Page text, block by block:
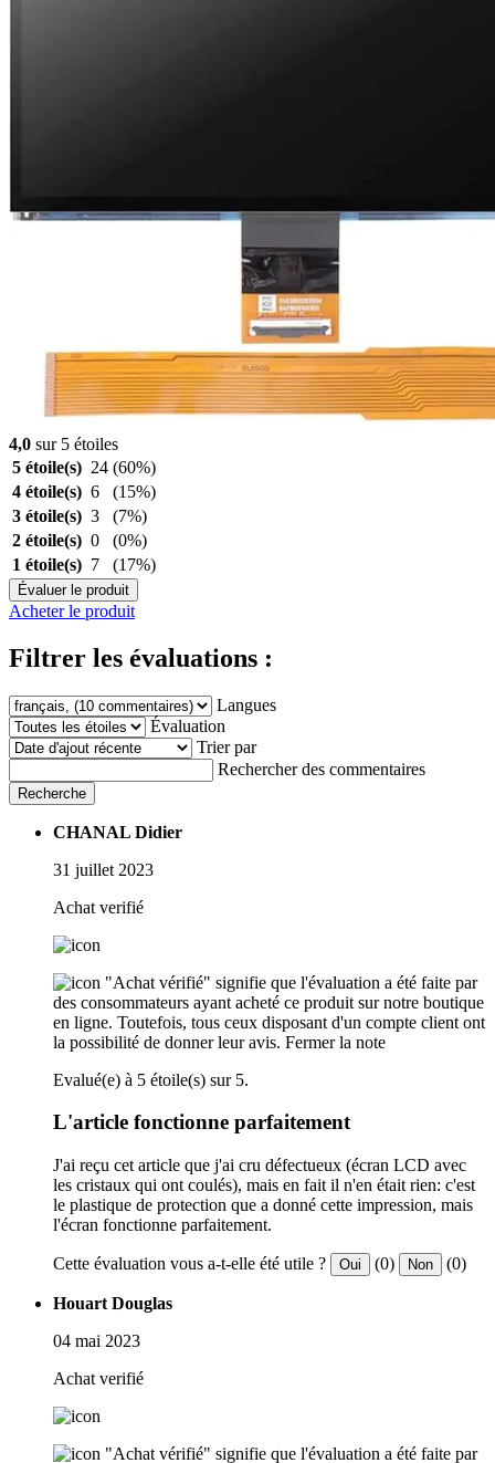
4,0 sur 5 étoiles
5 étoile(s) 24 (60%)
4 étoile(s) 6
(15%)
3 étoile(s) 3
(7%)
2 étoile(s) 0
(0%)
1 étoile(s) 7 (17%)
Évaluer le produit
Acheter le produit
Filtrer les évaluations :
Langues
Évaluation
Trier par
Rechercher des commentaires
Recherche
CHANAL Didier
31 juillet 2023
Achat verifié
"Achat vérifié" signifie que l'évaluation a été faite par
des consommateurs ayant acheté ce produit sur notre boutique
en ligne. Toutefois, tous ceux disposant d'un compte client ont
la possibilité de donner leur avis. Fermer la note
Evalué(e) à 5 étoile(s) sur 5.
L'article fonctionne parfaitement
J'ai reçu cet article que j'ai cru défectueux (écran LCD avec
les cristaux qui ont coulés), mais en fait il n'en était rien: c'est
le plastique de protection que a donné cette impression, mais
l'écran fonctionne parfaitement.
Cette évaluation vous a-t-elle été utile ? Oui (0) Non (0)
Houart Douglas
04 mai 2023
Achat verifié
"Achat vérifié" signifie que l'évaluation a été faite par